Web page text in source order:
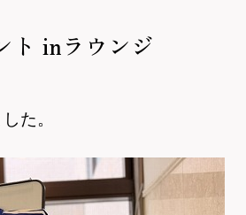
ト inラウンジ
た。